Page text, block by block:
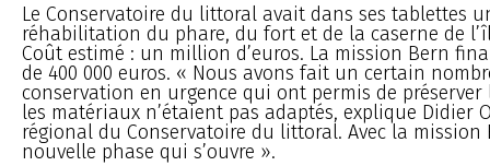
Le Conservatoire du littoral avait dans ses tablettes
réhabilitation du phare, du fort et de la caserne de
Coût estimé : un million d’euros. La mission Bern
de 400 000 euros. « Nous avons fait un certain
conservation en urgence qui ont permis de préserver
les matériaux n’étaient pas adaptés, explique Didier
régional du Conservatoire du littoral. Avec la mission
nouvelle phase qui s’ouvre ».